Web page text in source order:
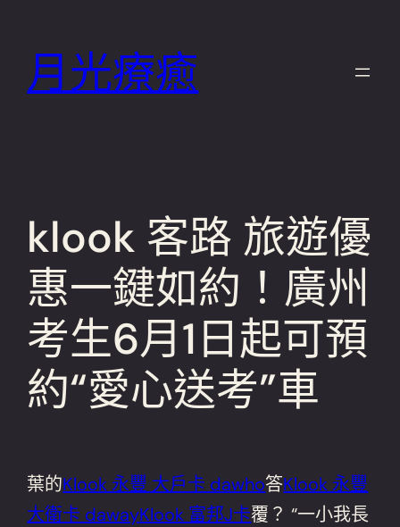
月光療癒
klook 客路 旅遊優
惠一鍵如約！廣州
考生6月1日起可預
約“愛心送考”車
葉的Klook 永豐 大戶卡 dawho答Klook 永豐
大衛卡 dawayKlook 富邦J卡覆？ “一小我長